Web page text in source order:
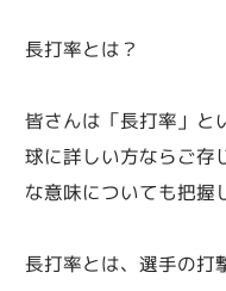
長打率とは？
皆さんは「長打率」と
球に詳しい方ならご存
な意味についても把握
長打率とは、選手の打